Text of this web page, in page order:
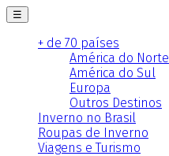
☰
+ de 70 países
América do Norte
América do Sul
Europa
Outros Destinos
Inverno no Brasil
Roupas de Inverno
Viagens e Turismo